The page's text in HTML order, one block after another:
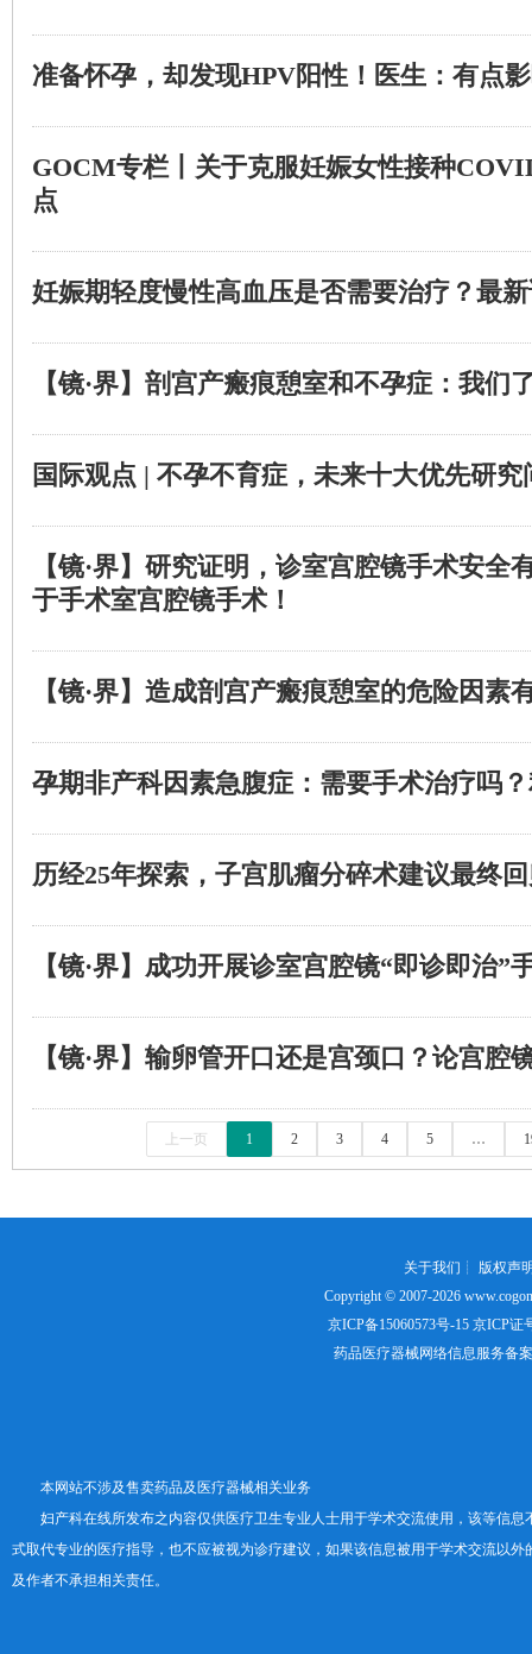
准备怀孕，却发现HPV阳性！医生：有点
GOCM专栏丨关于克服妊娠女性接种
点
妊娠期轻度慢性高血压是否需要治疗？最
【镜·界】剖宫产瘢痕憩室和不孕症：我们
国际观点 | 不孕不育症，未来十大优先研究
【镜·界】研究证明，诊室宫腔镜手术安全
于手术室宫腔镜手术！
【镜·界】造成剖宫产瘢痕憩室的危险因素
孕期非产科因素急腹症：需要手术治疗吗
历经25年探索，子宫肌瘤分碎术建议最终
【镜·界】成功开展诊室宫腔镜“即诊即治”
【镜·界】输卵管开口还是宫颈口？论宫腔
上一页 1 2 3 4 5 …
关于我们 ┊ 版权声
Copyright © 2007-2026
京ICP备15060573号-15京ICP证
药品医疗器械网络信息服务备
本网站不涉及售卖药品及医疗器械相关业务
妇产科在线所发布之内容仅供医疗卫生专业人士用于学术交流使用，该等信息
式取代专业的医疗指导，也不应被视为诊疗建议，如果该信息被用于学术交流以外
及作者不承担相关责任。